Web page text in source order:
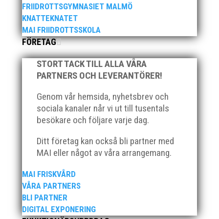
FRIIDROTTSGYMNASIET MALMÖ
KNATTEKNATET
MAI FRIIDROTTSSKOLA
FÖRETAG
STORT TACK TILL ALLA VÅRA
PARTNERS OCH LEVERANTÖRER!
Genom vår hemsida, nyhetsbrev och
sociala kanaler når vi ut till tusentals
besökare och följare varje dag.
Ditt företag kan också bli partner med
MAI eller något av våra arrangemang.
MAI FRISKVÅRD
VÅRA PARTNERS
BLI PARTNER
DIGITAL EXPONERING
I sommar anordnas vår uppskattade friidrottsskola
för barn födda 2012-2018. Varje vecka är fylld av
friidrott, lek och gemenskap. Självklart ingår t-shirt,
diplom, fika, lunch och mellanmål i avgiften. v.25 (17-
Över hundra personer infann sig till årsmötet som
Restaurang på Stadionområdet.